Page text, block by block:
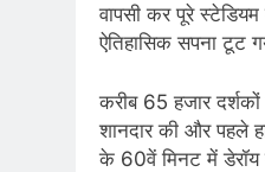
वापसी कर पूरे
ऐतिहासिक सपना टूट
करीब 65 हजार
शानदार की और पहले
के 60वें मिनट में डेरॉय